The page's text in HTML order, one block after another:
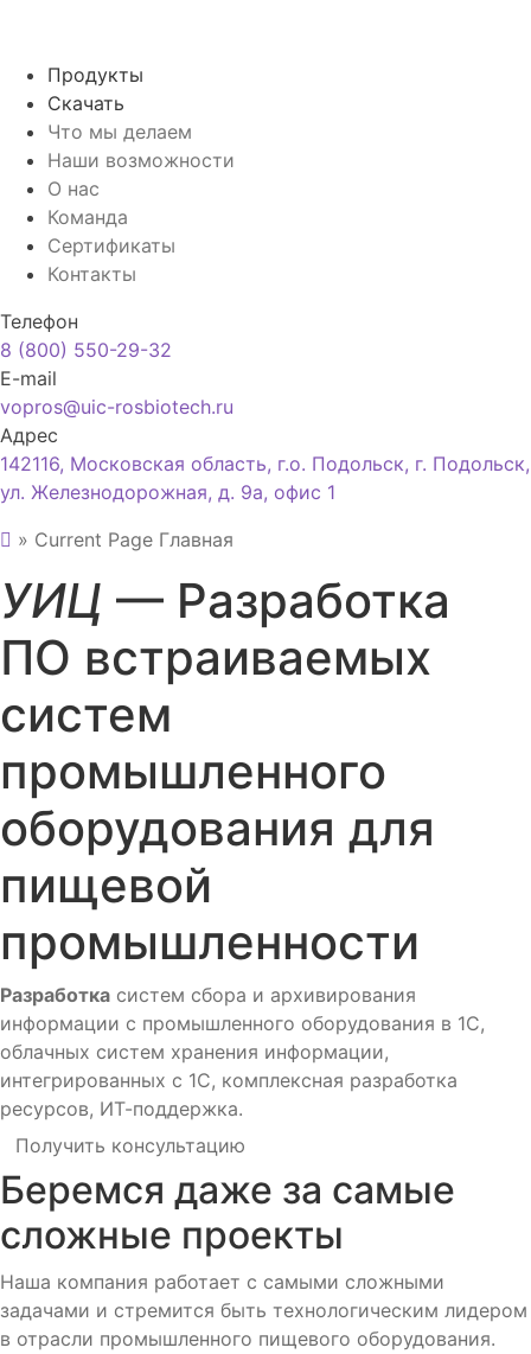
Продукты
Скачать
Что мы делаем
Наши возможности
О нас
Команда
Сертификаты
Контакты
Телефон
8 (800) 550-29-32
E-mail
vopros@uic-rosbiotech.ru
Адрес
142116, Московская область, г.о. Подольск, г. Подольск,
ул. Железнодорожная, д. 9а, офис 1
» Current Page Главная
УИЦ — Разработка
ПО встраиваемых
систем
промышленного
оборудования для
пищевой
промышленности
Разработка систем сбора и архивирования
информации с промышленного оборудования в 1С,
облачных систем хранения информации,
интегрированных с 1C, комплексная разработка
ресурсов, ИТ-поддержка.
Получить консультацию
Беремся даже за самые
сложные проекты
Наша компания работает с самыми сложными
задачами и стремится быть технологическим лидером
в отрасли промышленного пищевого оборудования.